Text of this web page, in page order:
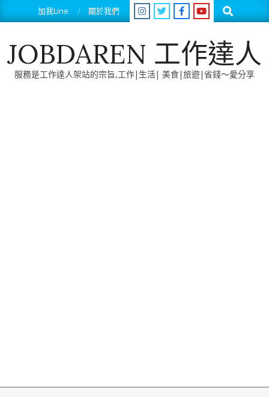
to
加我Line 關於我們 Search
JOBDAREN 工作達人
服務是工作達人架站的宗旨,工作|生活| 美食|旅遊|省錢～愛分享